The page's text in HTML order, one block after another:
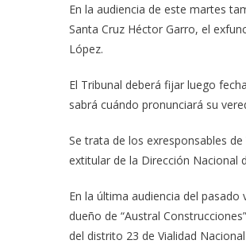
En la audiencia de este martes
Santa Cruz Héctor Garro, el
López.
El Tribunal deberá fijar luego
sabrá cuándo pronunciará su
Se trata de los exresponsables de
extitular de la Dirección Nacional
En la última audiencia del
dueño de “Austral
del distrito 23 de Vialidad